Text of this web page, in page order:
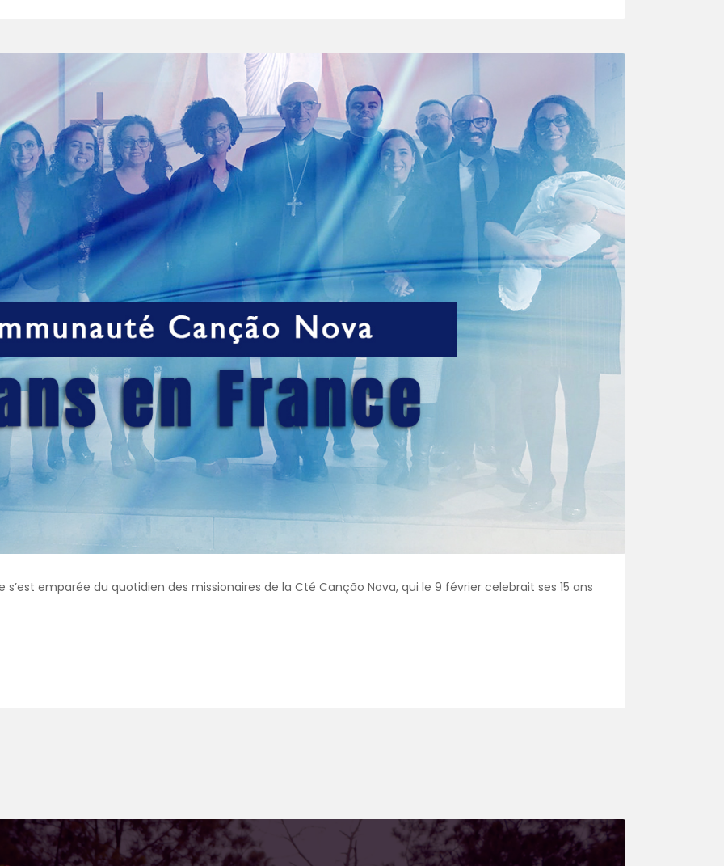
emparée du quotidien des missionaires de la Cté Canção Nova, qui le 9 février celebrait ses 15 ans